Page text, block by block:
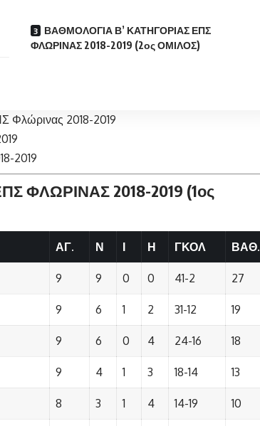
ΒΑΘΜΟΛΟΓΙΑ Β’ ΚΑΤΗΓΟΡΙΑΣ ΕΠΣ
ΦΛΩΡΙΝΑΣ 2018-2019 (2ος ΟΜΙΛΟΣ)
Φλώρινας 2018-2019
2019
ΦΛΩΡΙΝΑΣ 2018-2019 (1ος
ΑΓ. Ν Ι Η ΓΚΟΛ ΒΑΘ.
9 9 0 0 41-2 27
9 6 1 2 31-12 19
9 6 0 4 24-16 18
9 4 1 3 18-14 13
8 3 1 4 14-19 10